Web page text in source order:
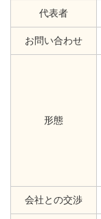
代表者
お問い合わせ
形態
会社との交渉